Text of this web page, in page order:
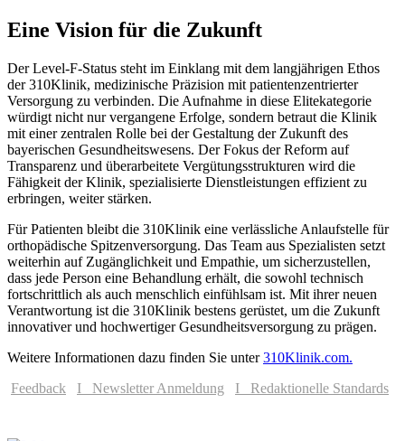
Eine Vision für die Zukunft
Der Level-F-Status steht im Einklang mit dem langjährigen Ethos
der 310Klinik, medizinische Präzision mit patientenzentrierter
Versorgung zu verbinden. Die Aufnahme in diese Elitekategorie
würdigt nicht nur vergangene Erfolge, sondern betraut die Klinik
mit einer zentralen Rolle bei der Gestaltung der Zukunft des
bayerischen Gesundheitswesens. Der Fokus der Reform auf
Transparenz und überarbeitete Vergütungsstrukturen wird die
Fähigkeit der Klinik, spezialisierte Dienstleistungen effizient zu
erbringen, weiter stärken.
Für Patienten bleibt die 310Klinik eine verlässliche Anlaufstelle für
orthopädische Spitzenversorgung. Das Team aus Spezialisten setzt
weiterhin auf Zugänglichkeit und Empathie, um sicherzustellen,
dass jede Person eine Behandlung erhält, die sowohl technisch
fortschrittlich als auch menschlich einfühlsam ist. Mit ihrer neuen
Verantwortung ist die 310Klinik bestens gerüstet, um die Zukunft
innovativer und hochwertiger Gesundheitsversorgung zu prägen.
Weitere Informationen dazu finden Sie unter310Klinik.com.
Feedback
I Newsletter Anmeldung I Redaktionelle Standards